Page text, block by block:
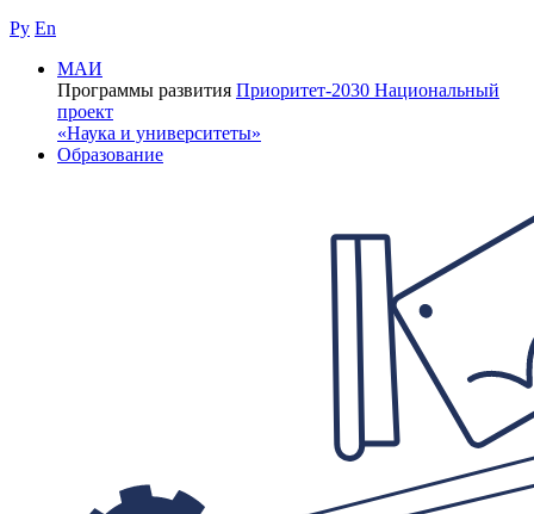
Ру En
МАИ
Программы развития Приоритет-2030 Национальный
проект
«Наука и университеты»
Образование